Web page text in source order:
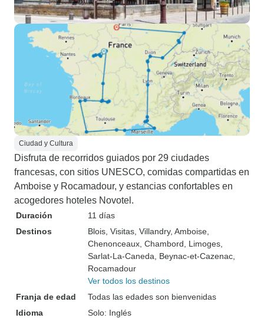
Ciudad y Cultura
Disfruta de recorridos guiados por 29 ciudades
francesas, con sitios UNESCO, comidas compartidas en
Amboise y Rocamadour, y estancias confortables en
acogedores hoteles Novotel.
Duración
11 días
Destinos
Blois , Visitas , Villandry, Amboise
Chenonceaux , Chambord , Limoges
Sarlat-La-Caneda , Beynac-et-Cazenac
Rocamadour
Ver todos los destinos
Franja de edad
Todas las edades son bienvenidas
Idioma
Solo: Inglés